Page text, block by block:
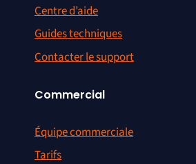
Centre d’aide
Guides techniques
Contacter le support
Commercial
Équipe commerciale
Tarifs